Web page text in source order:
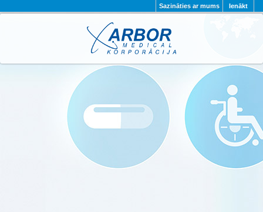
Ienākt
Sazināties ar mums
PAR MUMS PROJEKTI
KONTAKTI
PRIVĀTUMA POLITIKA